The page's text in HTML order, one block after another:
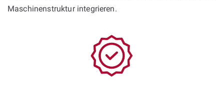
Maschinenstruktur integrieren.